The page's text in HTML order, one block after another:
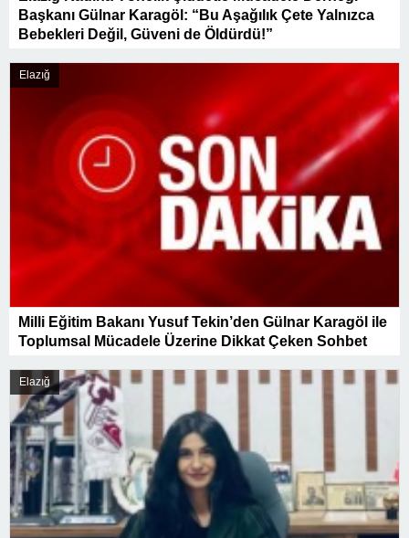
Başkanı Gülnar Karagöl: “Bu Aşağılık Çete Yalnızca
Bebekleri Değil, Güveni de Öldürdü!”
Elazığ
Milli Eğitim Bakanı Yusuf Tekin’den Gülnar Karagöl ile
Toplumsal Mücadele Üzerine Dikkat Çeken Sohbet
Elazığ